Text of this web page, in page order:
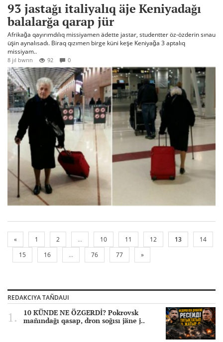
93 jastağı italiyalıq äje Keniyadağı
balalarğa qarap jür
Afrikağa qayırımdılıq missiyamen ädette jastar, studentter öz-özderin sınau
üşin aynalısadı. Biraq qızımen birge küni keşe Keniyağa 3 aptalıq
missiyam..
8 jıl bwrın 92 0
« 1 2 ... 10 11 12 13
14
15
16 ... 76 77 »
REDAKCIYA TAÑDAUI
10 KÜNDE NE ÖZGERDİ? Pokrovsk
mañındağı qasap, dron soğısı jäne j..